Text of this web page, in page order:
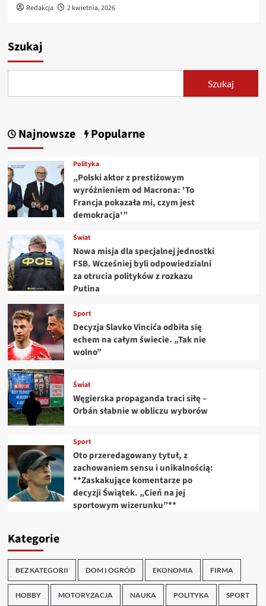
Redakcja 2 kwietnia, 2026
Szukaj
Szukaj
Najnowsze Popularne
Polityka
„Polski aktor z prestiżowym
wyróżnieniem od Macrona: 'To
Francja pokazała mi, czym jest
demokracja'”
Świat
Nowa misja dla specjalnej jednostki
FSB. Wcześniej byli odpowiedzialni
za otrucia polityków z rozkazu
Putina
Sport
Decyzja Slavko Vincića odbiła się
echem na całym świecie. „Tak nie
wolno”
Świat
Węgierska propaganda traci siłę –
Orbán słabnie w obliczu wyborów
Sport
Oto przeredagowany tytuł, z
zachowaniem sensu i unikalnością:
**Zaskakujące komentarze po
decyzji Świątek. „Cień na jej
sportowym wizerunku”**
Kategorie
BEZ KATEGORII DOM I OGRÓD EKONOMIA FIRMA
HOBBY MOTORYZACJA NAUKA POLITYKA SPORT